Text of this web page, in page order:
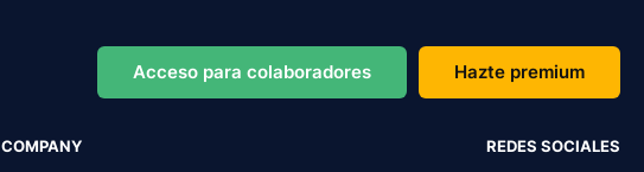
Acceso para colaboradores Hazte premium
COMPANY REDES SOCIALES